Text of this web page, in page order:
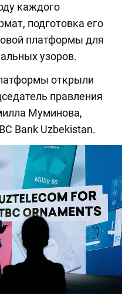
каждого
подготовка его
платформы для
узоров.
открыли
правления
Муминова,
Bank Uzbekistan.